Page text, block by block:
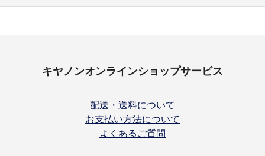
キヤノンオンラインショップサービス
配送・送料について
お支払い方法について
よくあるご質問